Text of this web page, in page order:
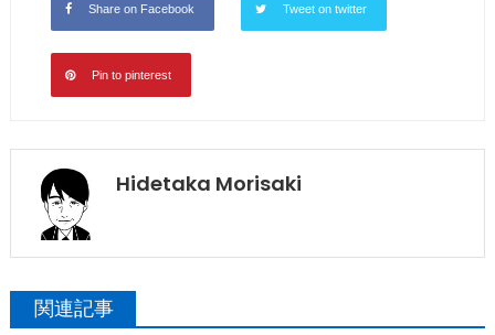
Share on Facebook Tweet on twitter
Pin to pinterest
Hidetaka Morisaki
関連記事